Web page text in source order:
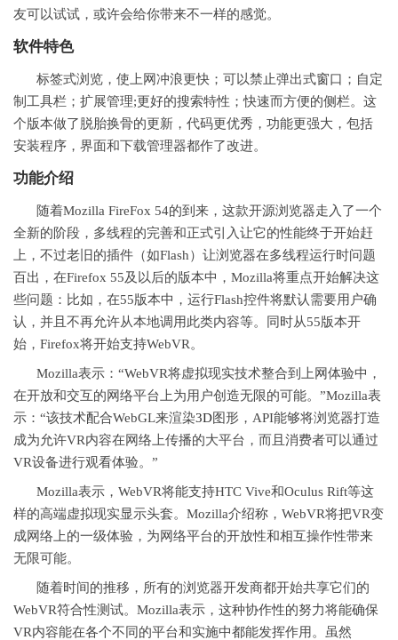
友可以试试，或许会给你带来不一样的感觉。
软件特色
标签式浏览，使上网冲浪更快；可以禁止弹出式窗口；自定
制工具栏；扩展管理;更好的搜索特性；快速而方便的侧栏。这
个版本做了脱胎换骨的更新，代码更优秀，功能更强大，包括
安装程序，界面和下载管理器都作了改进。
功能介绍
随着Mozilla FireFox 54的到来，这款开源浏览器走入了一个
全新的阶段，多线程的完善和正式引入让它的性能终于开始赶
上，不过老旧的插件（如Flash）让浏览器在多线程运行时问题
百出，在Firefox 55及以后的版本中，Mozilla将重点开始解决这
些问题：比如，在55版本中，运行Flash控件将默认需要用户确
认，并且不再允许从本地调用此类内容等。同时从55版本开
始，Firefox将开始支持WebVR。
Mozilla表示：“WebVR将虚拟现实技术整合到上网体验中，
在开放和交互的网络平台上为用户创造无限的可能。”Mozilla表
示：“该技术配合WebGL来渲染3D图形，API能够将浏览器打造
成为允许VR内容在网络上传播的大平台，而且消费者可以通过
VR设备进行观看体验。”
Mozilla表示，WebVR将能支持HTC Vive和Oculus Rift等这
样的高端虚拟现实显示头套。Mozilla介绍称，WebVR将把VR变
成网络上的一级体验，为网络平台的开放性和相互操作性带来
无限可能。
随着时间的推移，所有的浏览器开发商都开始共享它们的
WebVR符合性测试。Mozilla表示，这种协作性的努力将能确保
VR内容能在各个不同的平台和实施中都能发挥作用。虽然